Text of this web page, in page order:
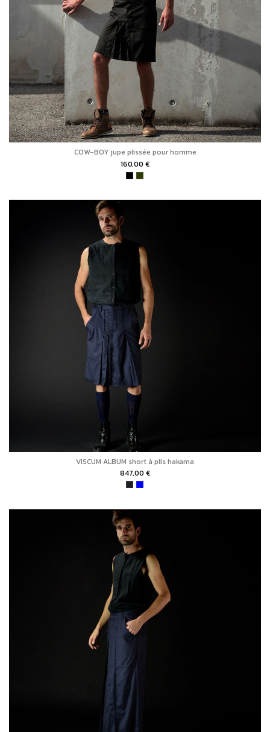
COW-BOY jupe plissée pour homme
160,00 €
VISCUM ALBUM short à plis hakama
847,00 €